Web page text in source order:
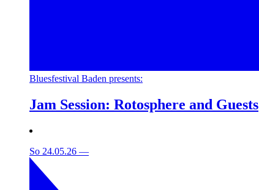
Bluesfestival Baden presents:
Jam Session: Rotosphere and Guests
So 24.05.26 —